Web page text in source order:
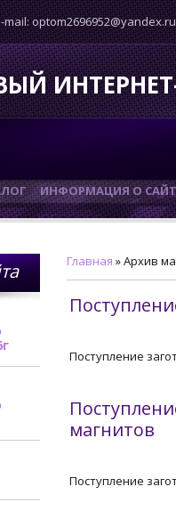
mail: optom2696952@yandex.ru
ИНФОРМАЦИЯ О
Главная »Архив
Поступление
магнитов
Поступление